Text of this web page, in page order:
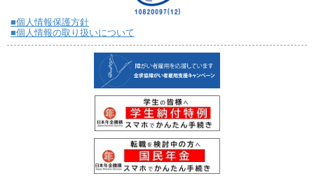
■個人情報保護方針
■個人情報の取り扱いについて